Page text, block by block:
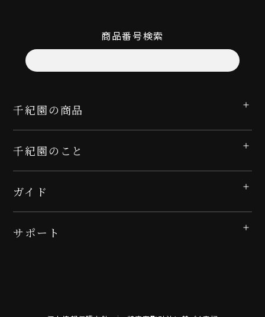
商品番号検索
千紀園の商品
千紀園のこと
ガイド
サポート